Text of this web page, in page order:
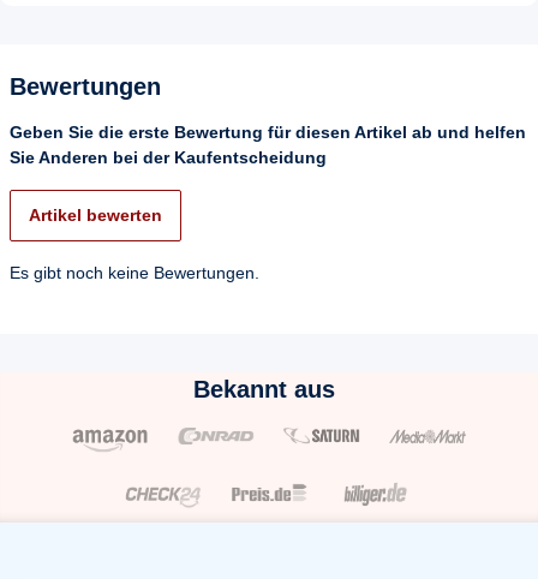
Bewertungen
Geben Sie die erste Bewertung für diesen Artikel ab und helfen
Sie Anderen bei der Kaufentscheidung
Artikel bewerten
Es gibt noch keine Bewertungen.
Bekannt aus